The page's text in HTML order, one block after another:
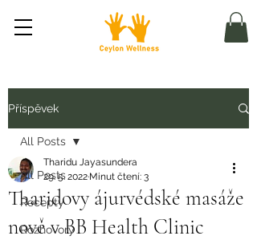
Příspěvek
All Posts
Recepty
Rozhovory
All Posts
Tharidovy ájurvédské masáže
nově v BB Health Clinic
Tharidu Jayasundera
29. 5. 2022 Minut čtení: 3